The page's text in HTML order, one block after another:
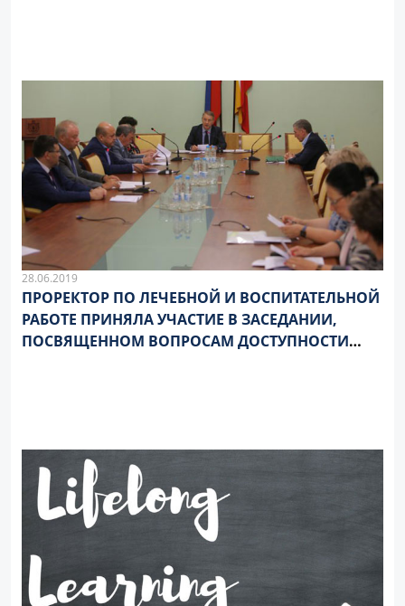
28.06.2019
ПРОРЕКТОР ПО ЛЕЧЕБНОЙ И ВОСПИТАТЕЛЬНОЙ
РАБОТЕ ПРИНЯЛА УЧАСТИЕ В ЗАСЕДАНИИ,
ПОСВЯЩЕННОМ ВОПРОСАМ ДОСТУПНОСТИ